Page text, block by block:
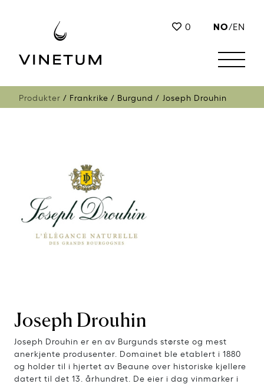
0 NO/EN
Produkter Frankrike Burgund Joseph Drouhin
Joseph Drouhin
Joseph Drouhin er en av Burgunds største og mest
anerkjente produsenter. Domainet ble etablert i 1880
og holder til i hjertet av Beaune over historiske kjellere
datert til det 13. århundret. De eier i dag vinmarker i